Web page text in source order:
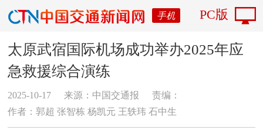
手机 PC版
太原武宿国际机场成功举办2025年应
急救援综合演练
2025-10-17 来源：中国交通报
责编：
作者：郭超 张智栋 杨凯元 王轶玮 石中生